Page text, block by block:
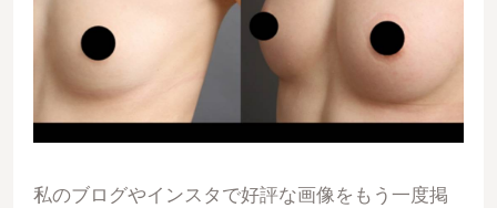
私のブログやインスタで好評な画像をもう一度掲